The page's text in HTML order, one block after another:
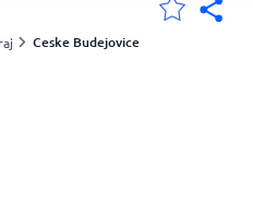
Ceske Budejovice